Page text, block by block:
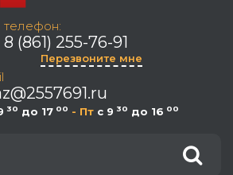
телефон:
8 (861) 255-76-91
Перезвоните мне
30 до 17 00 - Пт c 9 30 до 16 00